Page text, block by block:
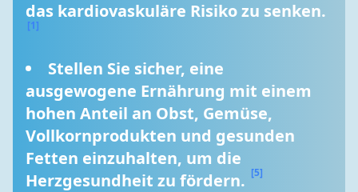
[1]
Stellen Sie sicher, eine
ausgewogene Ernährung mit einem
hohen Anteil an Obst, Gemüse,
Vollkornprodukten und gesunden
Fetten einzuhalten, um die
Herzgesundheit zu fördern. [5]